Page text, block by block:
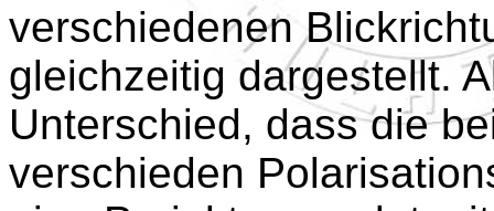
verschiedenen
gleichzeitig dargestellt.
Unterschied, dass die
verschieden